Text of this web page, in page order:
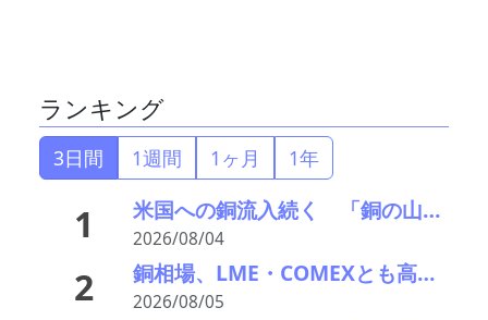
ランキング
3日間 1週間 1ヶ月 1年
1 米国への銅流入続く 「銅の山」はCOMEXだけでは見えない
2026/08/04
2 銅相場、LME・COMEXとも高値更新 米国向け流入と中国の供給逼迫が相場押し上げ
2026/08/05